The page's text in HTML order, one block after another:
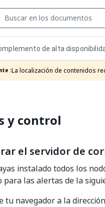
de alta
:La localización de contenidos
y control
el servidor de
instalado todos los
para las alertas de la
tu navegador a la